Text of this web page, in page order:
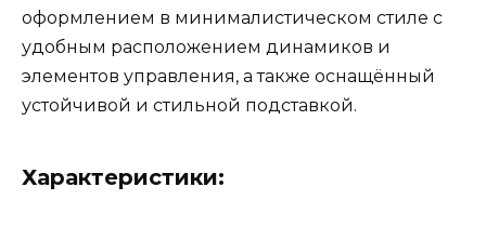
оформлением в минималистическом стиле с
удобным расположением динамиков и
элементов управления, а также оснащённый
устойчивой и стильной подставкой.
Характеристики: